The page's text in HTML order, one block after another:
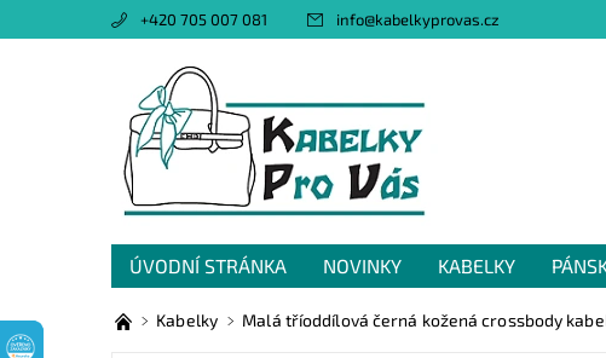
+420 705 007 081 info@kabelkyprovas.cz
ÚVODNÍ STRÁNKA NOVINKY KABELKY
OBCHODNÍ PODMÍNKY
GDPR NAPIŠTE NÁM
Kabelky Malá tříoddílová černá kožená crossbody